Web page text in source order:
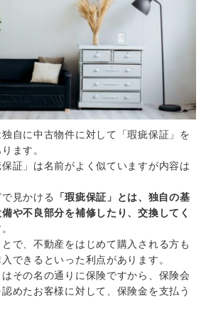
自に中古物件に対して「瑕疵保証」を
ます。
保証」は名前がよく似ていますが内容は
見かける
「瑕疵保証」とは、独自の基
や不良部分を補修したり、交換してく
とで、不動産をはじめて購入される方も
できるといった利点があります。
その名の通りに保険ですから、保険会
めたお客様に対して、保険金を支払う